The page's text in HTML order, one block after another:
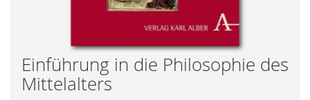
Skip
to
the
Einführung in die Philosophie des
Mittelalters